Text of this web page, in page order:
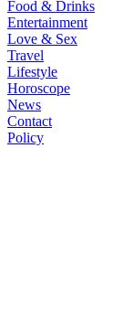
Food & Drinks
Entertainment
Love & Sex
Travel
Lifestyle
Horoscope
News
Contact
Policy